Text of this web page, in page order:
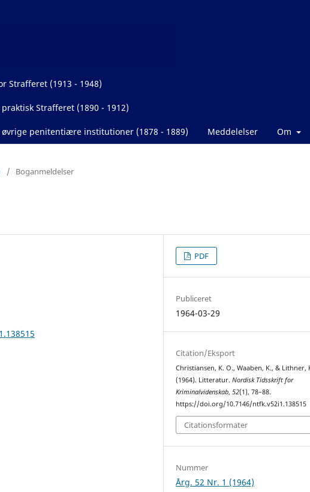
Strafferet (1913 - 1948)
Strafferet (1890 - 1912)
penitentiære institutioner (1878 - 1889) Meddelelser Om
/ Boganmeldelser
PDF
Publiceret
1964-03-29
Citation/Eksport
Christiansen, K. O., Waaben, K., & Lithner,
(1964). Litteratur.Nordisk Tidsskrift for
Kriminalvidenskab,52(1), 78–88.
https://doi.org/10.7146/ntfk.v52i1.138515
Citationsformater
Nummer
Årg. 52 Nr. 1 (1964)